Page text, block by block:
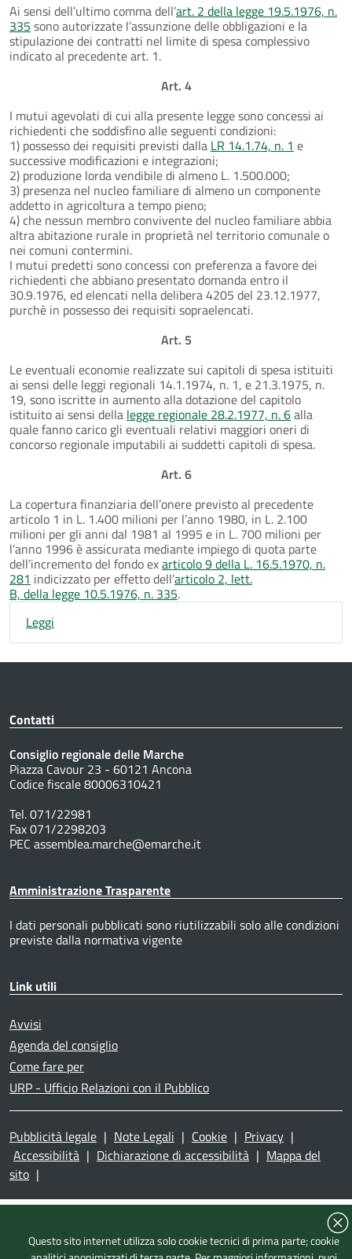
Ai sensi dell’ultimo comma dell’art. 2 della legge 19.5.1976, n.
335 sono autorizzate l’assunzione delle obbligazioni e la
stipulazione dei contratti nel limite di spesa complessivo
indicato al precedente art. 1.
Art. 4
I mutui agevolati di cui alla presente legge sono concessi ai
richiedenti che soddisfino alle seguenti condizioni:
1) possesso dei requisiti previsti dalla LR 14.1.74, n. 1 e
successive modificazioni e integrazioni;
2) produzione lorda vendibile di almeno L. 1.500.000;
3) presenza nel nucleo familiare di almeno un componente
addetto in agricoltura a tempo pieno;
4) che nessun membro convivente del nucleo familiare abbia
altra abitazione rurale in proprietà nel territorio comunale o
nei comuni contermini.
I mutui predetti sono concessi con preferenza a favore dei
richiedenti che abbiano presentato domanda entro il
30.9.1976, ed elencati nella delibera 4205 del 23.12.1977,
purchè in possesso dei requisiti sopraelencati.
Art. 5
Le eventuali economie realizzate sui capitoli di spesa istituiti
ai sensi delle leggi regionali 14.1.1974, n. 1, e 21.3.1975, n.
19, sono iscritte in aumento alla dotazione del capitolo
istituito ai sensi della legge regionale 28.2.1977, n. 6alla
quale fanno carico gli eventuali relativi maggiori oneri di
concorso regionale imputabili ai suddetti capitoli di spesa.
Art. 6
La copertura finanziaria dell’onere previsto al precedente
articolo 1 in L. 1.400 milioni per l’anno 1980, in L. 2.100
milioni per gli anni dal 1981 al 1995 e in L. 700 milioni per
l’anno 1996 è assicurata mediante impiego di quota parte
dell’incremento del fondo exarticolo 9 della L. 16.5.1970, n.
281 indicizzato per effetto dell’articolo 2, lett.
B, della legge 10.5.1976, n. 335.
Leggi
Contatti
Consiglio regionale delle Marche
Piazza Cavour 23 - 60121 Ancona
Codice fiscale 80006310421
Tel. 071/22981
Fax 071/2298203
PEC assemblea.marche@emarche.it
Amministrazione Trasparente
I dati personali pubblicati sono riutilizzabili solo alle condizioni
previste dalla normativa vigente
Link utili
Avvisi
Agenda del consiglio
Come fare per
URP - Ufficio Relazioni con il Pubblico
Pubblicità legale | Note Legali | Cookie | Privacy |
Accessibilità | Dichiarazione di accessibilità | Mappa del
sito |
Questo sito internet utilizza solo cookie tecnici di prima parte; cookie